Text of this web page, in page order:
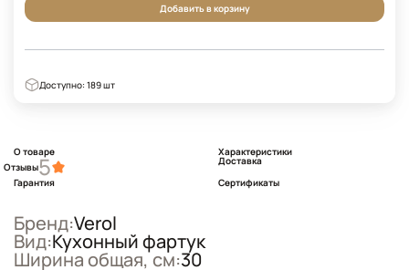
Добавить в корзину
Доступно: 189 шт
О товаре
Характеристики
Отзывы5
Доставка
Гарантия
Сертификаты
Бренд:Verol
Вид:Кухонный фартук
Ширина общая, см:30